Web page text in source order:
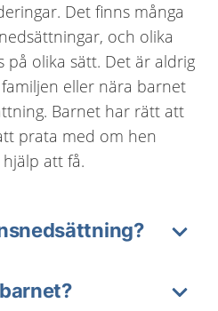
Det finns många
och olika
på olika sätt. Det är aldrig
eller nära barnet
Barnet har rätt att
prata med om hen
att få.